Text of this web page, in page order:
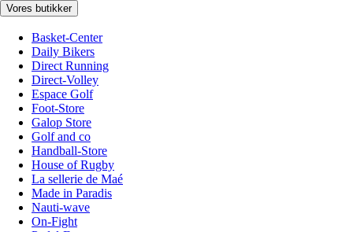
Vores butikker
Basket-Center
Daily Bikers
Direct Running
Direct-Volley
Espace Golf
Foot-Store
Galop Store
Golf and co
Handball-Store
House of Rugby
La sellerie de Maé
Made in Paradis
Nauti-wave
On-Fight